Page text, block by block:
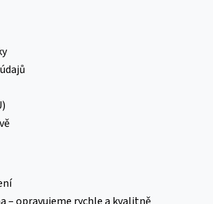
– opravujeme rychle a kvalitně